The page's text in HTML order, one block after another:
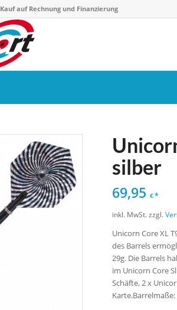
Kauf auf Rechnung und Finanzierung
silber
69,95€*
inkl. MwSt. zzgl.
Unicorn Core XL
des Barrels
29g. Die Barrels
im Unicorn Core
Schäfte, 2 x
Karte.Barrelmaße: